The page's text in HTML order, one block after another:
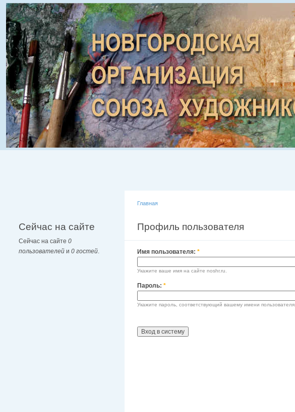
Сейчас на сайте
Сейчас на сайте 0
пользователей и 0 гостей.
Главная
Профиль пользователя
Имя пользователя: *
Укажите ваше имя на сайте noshr.ru.
Пароль: *
Укажите пароль, соответствующий вашему имени пользователя.